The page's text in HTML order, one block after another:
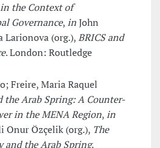
the Context of
Governance,inJohn
(org.),BRICS and
. London: Routledge
Freire, Maria Raquel
the Arab Spring: A Counter-
in the MENA Region,in
Onur Özçelik (org.), The
and the Arab Spring.